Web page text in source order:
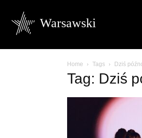
Warsawski
Home Tags Dziś
Tag: Dziś